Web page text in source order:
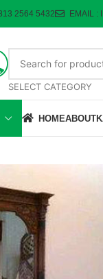
2564 5432 EMAIL :
SELECT CATEGORY
HOMEABOUT